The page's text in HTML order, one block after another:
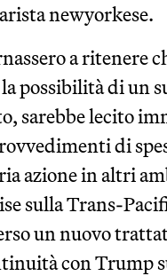
newyorkese.
a ritenere
possibilità di un
sarebbe lecito
di
azione in altri
sulla Trans-
un nuovo
con Trump